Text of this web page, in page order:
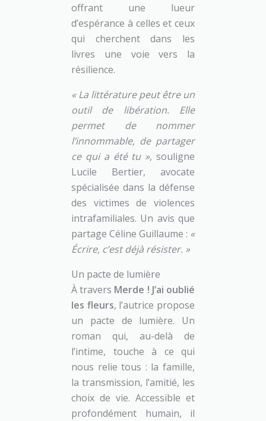
offrant une lueur
d’espérance à celles et ceux
qui cherchent dans les
livres une voie vers la
résilience.
« La littérature peut être un
outil de libération. Elle
permet de nommer
l’innommable, de partager
ce qui a été tu », souligne
Lucile Bertier, avocate
spécialisée dans la défense
des victimes de violences
intrafamiliales. Un avis que
partage Céline Guillaume : «
Écrire, c’est déjà résister. »
Un pacte de lumière
À travers Merde ! J’ai oublié
les fleurs, l’autrice propose
un pacte de lumière. Un
roman qui, au-delà de
l’intime, touche à ce qui
nous relie tous : la famille,
la transmission, l’amitié, les
choix de vie. Accessible et
profondément humain, il